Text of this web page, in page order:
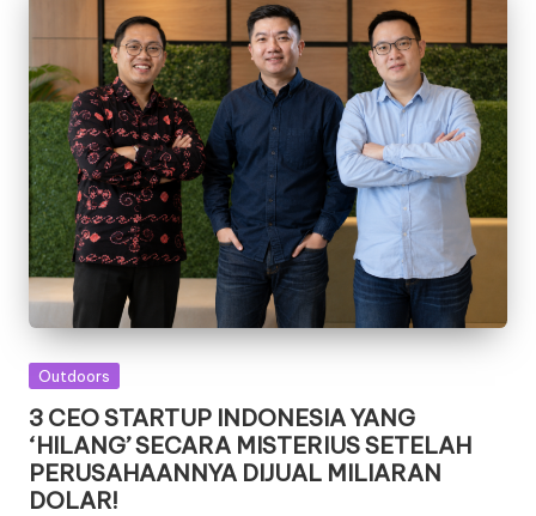
e
n
T
e
r
b
a
r
uPosted
Outdoors
3 CEO STARTUP INDONESIA YANG
‘HILANG’ SECARA MISTERIUS SETELAH
PERUSAHAANNYA DIJUAL MILIARAN
DOLAR!